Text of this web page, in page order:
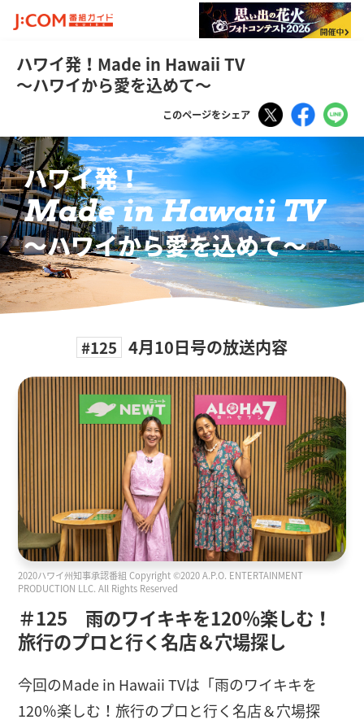
ハワイ発！Made in Hawaii TV
～ハワイから愛を込めて～
このページをシェア Tweet
ハワイ発！
Made in Hawaii TV
〜ハワイから愛を込めて〜
#125 4月10日号の放送内容
2020ハワイ州知事承認番組 Copyright ©2020 A.P.O. ENTERTAINMENT
PRODUCTION LLC. All Rights Reserved
＃125 雨のワイキキを120％楽しむ！
旅行のプロと行く名店＆穴場探し
今回のMade in Hawaii TVは「雨のワイキキを
120％楽しむ！旅行のプロと行く名店＆穴場探